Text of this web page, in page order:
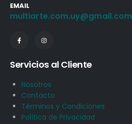
EMAIL
multiarte.com.uy@gmail.com
Servicios al Cliente
Nosotros
Contacto
Términos y Condiciones
Política de Privacidad